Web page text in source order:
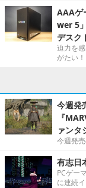
AAAゲ
wer 5
デスク
迫力を
がたい！
今週発
『
ァンタ
今週発
有志日
PCゲー
に連続イ